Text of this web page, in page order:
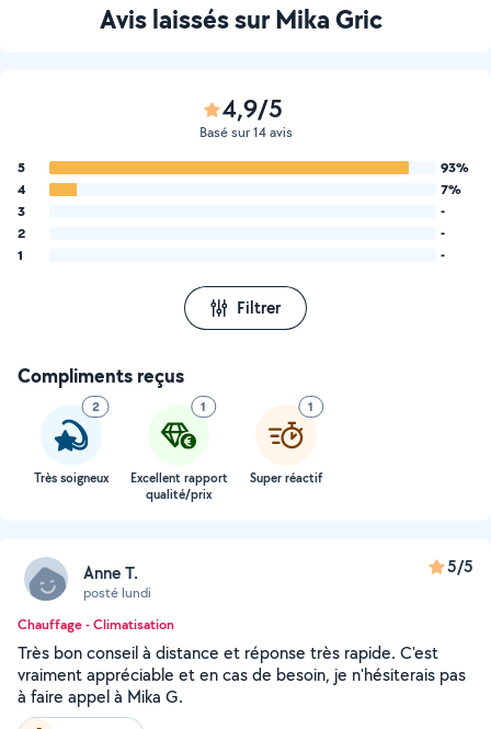
Avis laissés sur Mika Gric
4,9/5
Basé sur 14 avis
5
93%
4
7%
3
-
2
-
1
-
Filtrer
Compliments reçus
2
Très soigneux
1
Excellent rapport
qualité/prix
1
Super réactif
Anne T.
posté lundi
5/5
Chauffage - Climatisation
Très bon conseil à distance et réponse très rapide. C'est
vraiment appréciable et en cas de besoin, je n'hésiterais pas
à faire appel à Mika G.